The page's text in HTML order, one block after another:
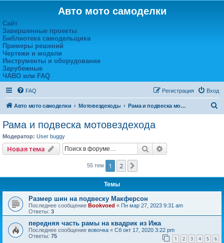
Авто мото самоделки
Сайт
Завершенные проекты
Библиотека самодельщика
Примеры решений
Чертежи и модели
Инструменты и оборудование
Зарубежные
ЧАВО или FAQ
FAQ Вход
Регистрация
Авто мото самоделки Мотовездеходы Рама и подвеска мотовездехода
Рама и подвеска мотовездехода
Модератор: User buggy
Новая тема Поиск
55 тем 1 2
Темы
Размер шин на подвеску Макферсон
Последнее сообщение Bookvoed « Пн мар 27, 2023 9:31 am
Ответы: 3
передняя часть рамы на квадрик из Ижа
Последнее сообщение вовочка « Сб окт 17, 2020 3:22 pm
Ответы: 75 1 2 3 4 5 6